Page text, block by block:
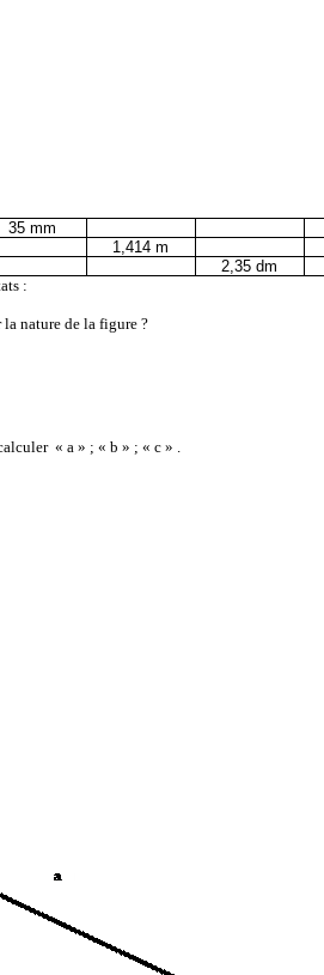
35 mm
1,414 m
2,35 dm
:
nature de la figure ?
« a » ; « b » ; « c » .